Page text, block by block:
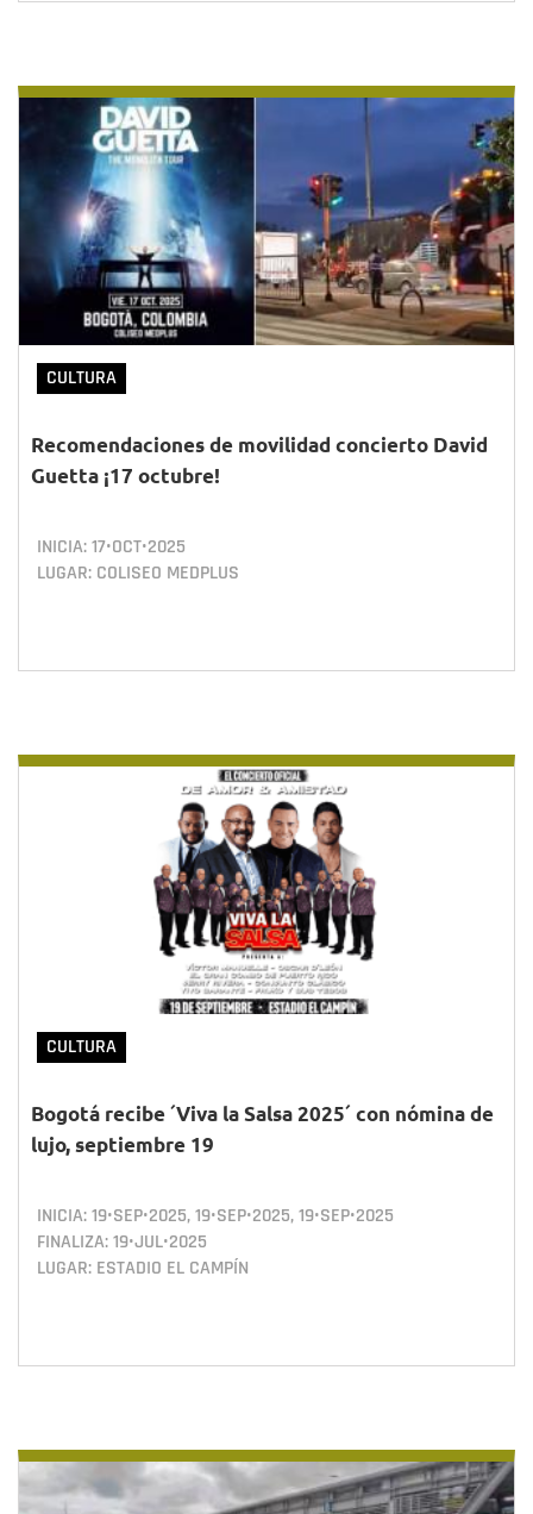
CULTURA
Recomendaciones de movilidad concierto David
Guetta ¡17 octubre!
INICIA:17•OCT•2025
LUGAR: COLISEO MEDPLUS
CULTURA
Bogotá recibe ´Viva la Salsa 2025´ con nómina de
lujo, septiembre 19
INICIA:19•SEP•2025,19•SEP•2025,19•SEP•2025
FINALIZA:19•JUL•2025
LUGAR: ESTADIO EL CAMPÍN